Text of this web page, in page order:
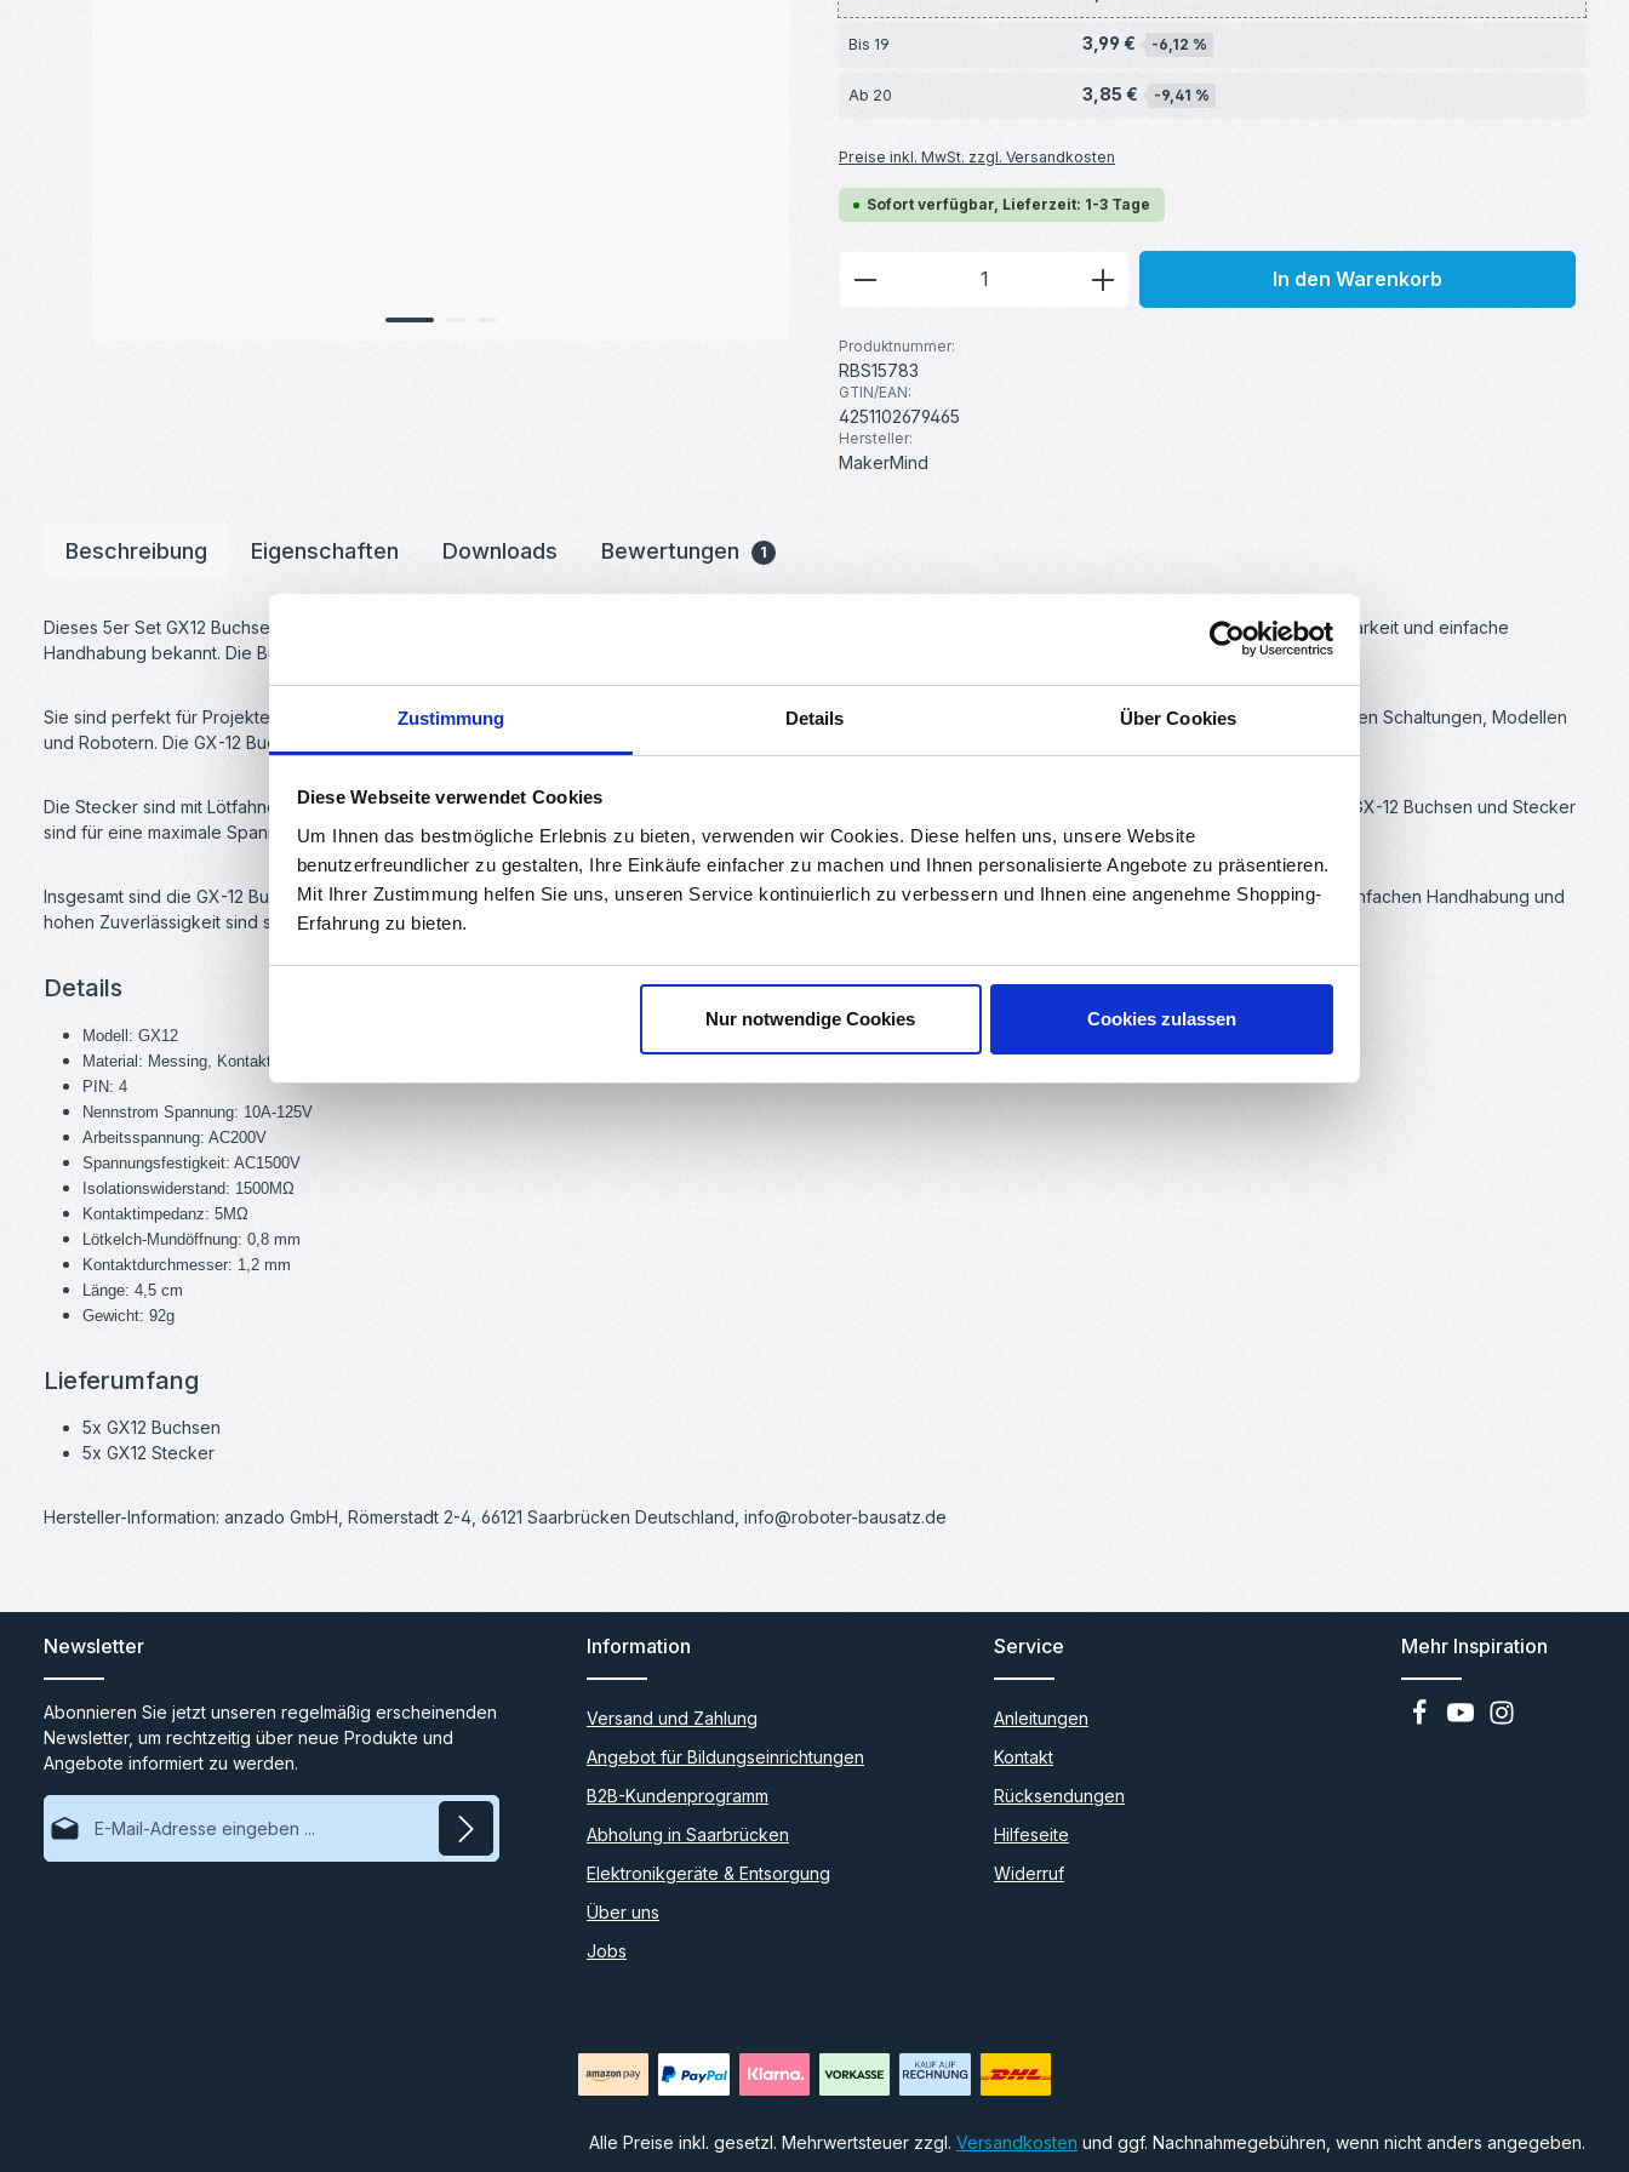
Zustimmung Details Über Cookies
Diese Webseite verwendet Cookies
Um Ihnen das bestmögliche Erlebnis zu bieten, verwenden wir Cookies. Diese helfen uns, unsere Website
benutzerfreundlicher zu gestalten, Ihre Einkäufe einfacher zu machen und Ihnen personalisierte Angebote zu präsentieren.
Mit Ihrer Zustimmung helfen Sie uns, unseren Service kontinuierlich zu verbessern und Ihnen eine angenehme Shopping-
Erfahrung zu bieten.
Nur notwendige Cookies Cookies zulassen
Bis 19 3,99 € -6,12 %
Ab 20 3,85 € -9,41 %
Preise inkl. MwSt. zzgl. Versandkosten
Sofort verfügbar, Lieferzeit: 1-3 Tage
Produkt Anzahl: Gib den gewünschten Wert ein oder
In den Warenkorb
Produktnummer:
RBS15783
GTIN/EAN:
4251102679465
Hersteller:
MakerMind
Beschreibung Eigenschaften Downloads Bewertungen 1
Dieses 5er Set GX12 Buchsen+Stecker sind ein unverzichtbares Zubehör für DIY-Elektronik-Projekte. Diese Buchsen und Stecker sind für ihre Zuverlässigkeit, Haltbarkeit und einfache
Handhabung bekannt. Die Buchsen und Stecker haben eine 12mm Größe und bestehen aus hochwertigem Metall, was sie robust und langlebig macht.
Sie sind perfekt für Projekte geeignet, bei denen eine zuverlässige elektrische Verbindung erforderlich ist, wie beispielsweise bei der Herstellung von elektronischen Schaltungen, Modellen
und Robotern. Die GX-12 Buchsen und Stecker sind einfach zu montieren und zu verbinden, was sie für jedermann zugänglich und benutzerfreundlich macht.
Die Stecker sind mit Lötfahnen ausgestattet, die eine einfache Montage ermöglichen. Die Buchsen haben eine breitere Öffnung, die das Einstecken erleichtert. Die GX-12 Buchsen und Stecker
sind für eine maximale Spannung von 300V und einen maximalen Strom von 5A ausgelegt, was für viele DIY-Elektronik-Projekte ausreichend ist.
Insgesamt sind die GX-12 Buchsen und Stecker eine ausgezeichnete Wahl für alle, die ihre eigenen Elektronikprojekte durchführen möchten. Mit ihrer Haltbarkeit, einfachen Handhabung und
hohen Zuverlässigkeit sind sie eine Investition, die sich lohnt.
Details
Modell: GX12
Material: Messing, Kontakt (vergoldet)
PIN: 4
Nennstrom Spannung: 10A-125V
Arbeitsspannung: AC200V
Spannungsfestigkeit: AC1500V
Isolationswiderstand: 1500MΩ
Kontaktimpedanz: 5MΩ
Lötkelch-Mundöffnung: 0,8 mm
Kontaktdurchmesser: 1,2 mm
Länge: 4,5 cm
Gewicht: 92g
Lieferumfang
5x GX12 Buchsen
5x GX12 Stecker
Hersteller-Information: anzado GmbH, Römerstadt 2-4, 66121 Saarbrücken Deutschland, info@roboter-bausatz.de
Newsletter
Abonnieren Sie jetzt unseren regelmäßig erscheinenden
Newsletter, um rechtzeitig über neue Produkte und
Angebote informiert zu werden.
E-Mail-Adresse*
Information
Versand und Zahlung
Angebot für Bildungseinrichtungen
B2B-Kundenprogramm
Abholung in Saarbrücken
Elektronikgeräte & Entsorgung
Über uns
Jobs
Service
Anleitungen
Kontakt
Rücksendungen
Hilfeseite
Widerruf
Mehr Inspiration
Alle Preise inkl. gesetzl. Mehrwertsteuer zzgl. Versandkosten und ggf. Nachnahmegebühren, wenn nicht anders angegeben.